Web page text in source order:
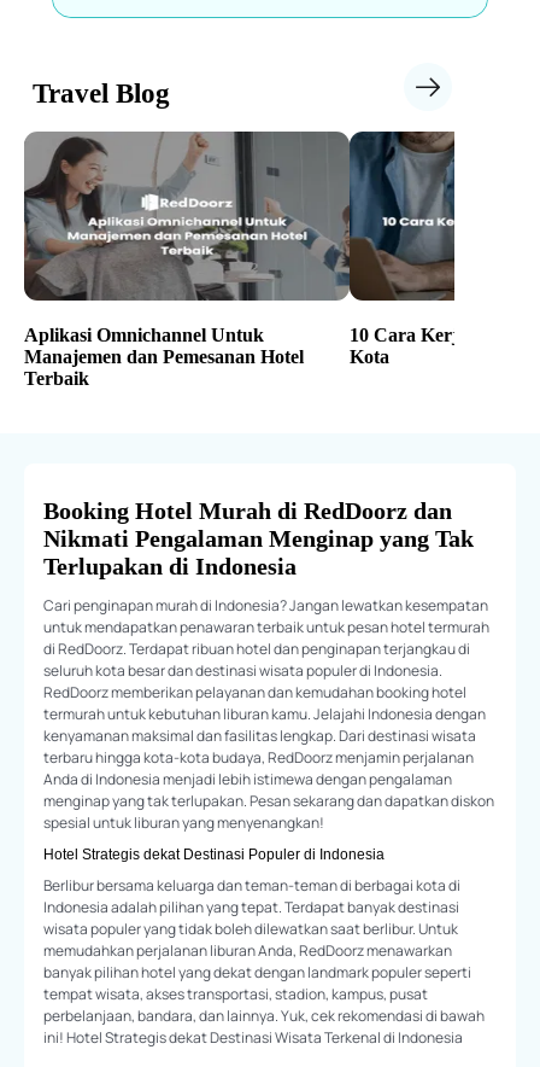
Travel Blog
Aplikasi Omnichannel Untuk
Manajemen dan Pemesanan Hotel
Terbaik
10 Cara Kerja
Kota
Booking Hotel Murah di RedDoorz dan
Nikmati Pengalaman Menginap yang Tak
Terlupakan di Indonesia
Cari penginapan murah di Indonesia? Jangan lewatkan kesempatan
untuk mendapatkan penawaran terbaik untuk pesan hotel termurah
di RedDoorz. Terdapat ribuan hotel dan penginapan terjangkau di
seluruh kota besar dan destinasi wisata populer di Indonesia.
RedDoorz memberikan pelayanan dan kemudahan booking hotel
termurah untuk kebutuhan liburan kamu. Jelajahi Indonesia dengan
kenyamanan maksimal dan fasilitas lengkap. Dari destinasi wisata
terbaru hingga kota-kota budaya, RedDoorz menjamin perjalanan
Anda di Indonesia menjadi lebih istimewa dengan pengalaman
menginap yang tak terlupakan. Pesan sekarang dan dapatkan diskon
spesial untuk liburan yang menyenangkan!
Hotel Strategis dekat Destinasi Populer di Indonesia
Berlibur bersama keluarga dan teman-teman di berbagai kota di
Indonesia adalah pilihan yang tepat. Terdapat banyak destinasi
wisata populer yang tidak boleh dilewatkan saat berlibur. Untuk
memudahkan perjalanan liburan Anda, RedDoorz menawarkan
banyak pilihan hotel yang dekat dengan landmark populer seperti
tempat wisata, akses transportasi, stadion, kampus, pusat
perbelanjaan, bandara, dan lainnya. Yuk, cek rekomendasi di bawah
ini! Hotel Strategis dekat Destinasi Wisata Terkenal di Indonesia